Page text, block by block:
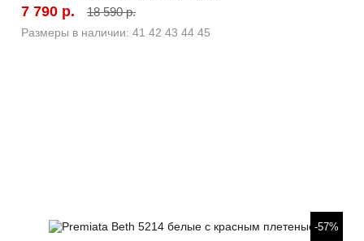
7 790 р. 18 590 р.
Размеры в наличии: 41 42 43 44 45
Быстрый просмотр -57%